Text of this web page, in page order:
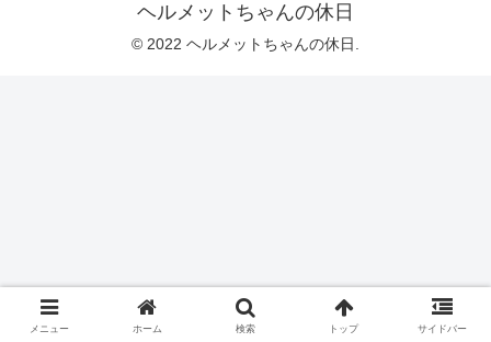
ヘルメットちゃんの休日
© 2022 ヘルメットちゃんの休日.
メニュー ホーム 検索 トップ サイドバー